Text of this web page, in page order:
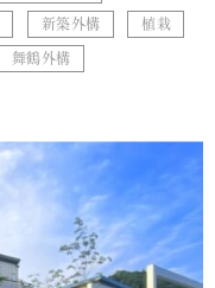
新築外構 植栽
舞鶴外構